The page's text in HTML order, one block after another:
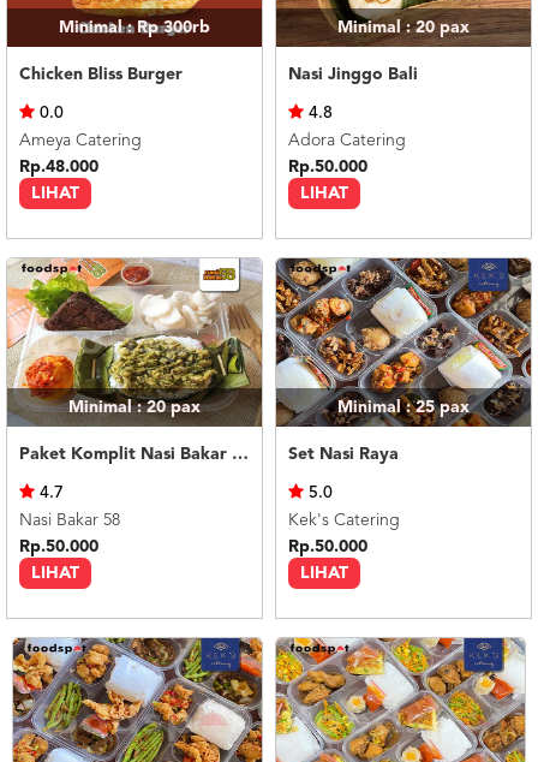
Minimal : Rp 300rb
Chicken Bliss Burger
LIHAT
0.0
Ameya Catering
Rp.48.000
Minimal : 20pax
Nasi Jinggo Bali
LIHAT
4.8
Adora Catering
Rp.50.000
Minimal : 20pax
Paket Komplit Nasi Bakar Ayam Cabe Ijo
LIHAT
4.7
Nasi Bakar 58
Rp.50.000
Minimal : 25pax
Set Nasi Raya
LIHAT
5.0
Kek's Catering
Rp.50.000